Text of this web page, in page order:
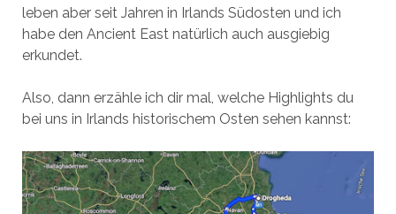
leben aber seit Jahren in Irlands Südosten und ich
habe den Ancient East natürlich auch ausgiebig
erkundet.
Also, dann erzähle ich dir mal, welche Highlights du
bei uns in Irlands historischem Osten sehen kannst: